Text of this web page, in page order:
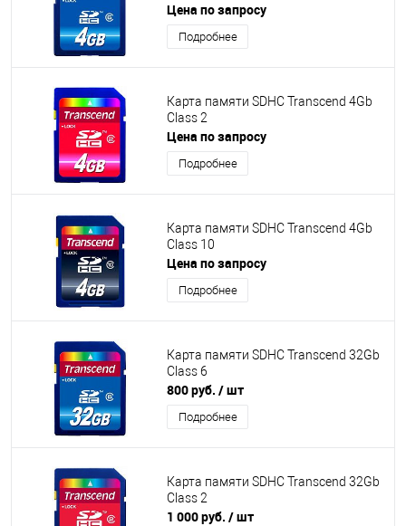
Цена по запросу
Подробнее
Карта памяти SDHC Transcend 4Gb
Class 2
Цена по запросу
Подробнее
Карта памяти SDHC Transcend 4Gb
Class 10
Цена по запросу
Подробнее
Карта памяти SDHC Transcend 32Gb
Class 6
800 руб. / шт
Подробнее
Карта памяти SDHC Transcend 32Gb
Class 2
1 000 руб. / шт